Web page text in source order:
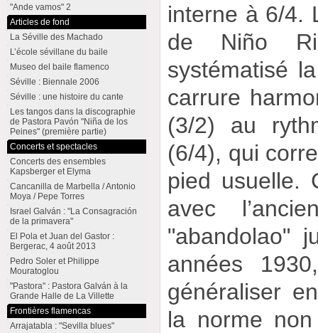
interne à 6/4.
de Niño
systématisé
carrure
(3/2) au
(6/4), qui
pied usuelle.
avec
"abandolao"
années
généraliser
la norme
"Ande vamos" 2
Articles de fond
La Séville des Machado
L’école sévillane du baile
Museo del baile flamenco
Séville : Biennale 2006
Séville : une histoire du cante
Les tangos dans la discographie
de Pastora Pavón "Niña de los
Peines" (première partie)
Concerts et spectacles
Concerts des ensembles
Kapsberger et Elyma
Cancanilla de Marbella / Antonio
Moya / Pepe Torres
Israel Galván : "La Consagración
de la primavera"
El Pola et Juan del Gastor :
Bergerac, 4 août 2013
Pedro Soler et Philippe
Mouratoglou
"Pastora" : Pastora Galván à la
Grande Halle de La Villette
Frontières flamencas
Arrajatabla : "Sevilla blues"